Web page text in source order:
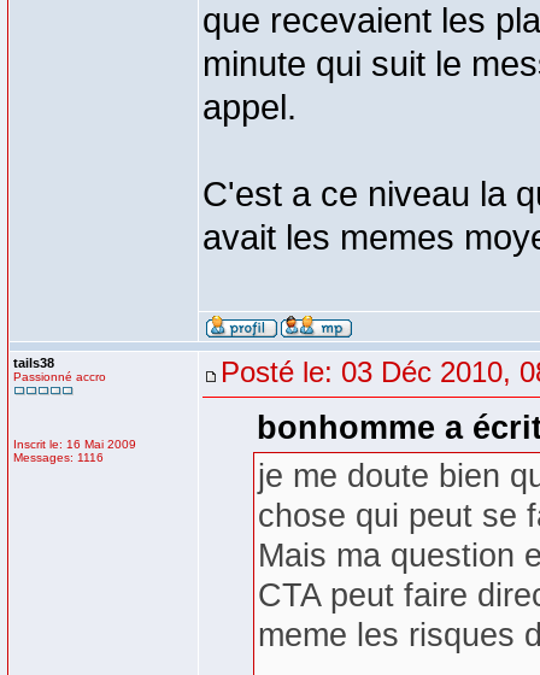
que recevaient les
minute qui suit le
appel.
C'est a ce niveau la
avait les memes
tails38
Passionné accro
Inscrit le: 16 Mai 2009
Messages: 1116
Posté le: 03 Déc 2010,
bonhomme a
je me doute bien
chose qui peut se
Mais ma question
CTA peut faire
meme les risques